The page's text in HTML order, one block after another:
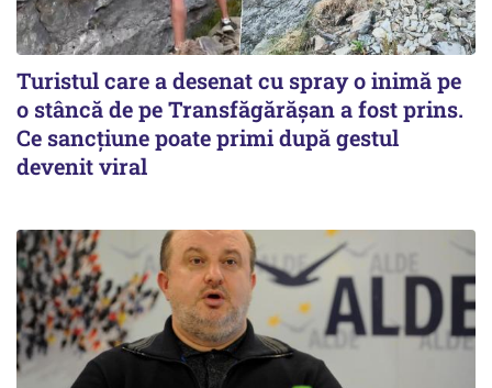
Turistul care a desenat cu spray o inimă pe
o stâncă de pe Transfăgărășan a fost prins.
Ce sancțiune poate primi după gestul
devenit viral